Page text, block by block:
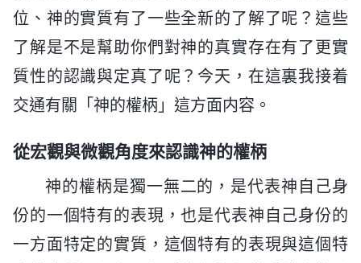
位、神的實質有了一些全新的了解了呢？這些
了解是不是幫助你們對神的真實存在有了更實
質性的認識與定真了呢？今天，在這裏我接着
交通有關「神的權柄」這方面内容。
從宏觀與微觀角度來認識神的權柄
神的權柄是獨一無二的，是代表神自己身
份的一個特有的表現，也是代表神自己身份的
一方面特定的實質，這個特有的表現與這個特